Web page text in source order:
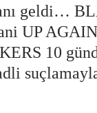
geldi…
UP
10